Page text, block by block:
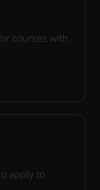
courses with
apply to